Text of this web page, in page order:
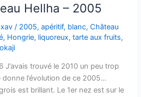
Hellha – 2005
xav/ 2005,apéritif, blanc,Château
, Hongrie, liquoreux,tarte aux fruits,
J’avais trouvé le 2010 un peu trop
l’évolution de ce 2005…
est brillant. Le 1er nez est sur le